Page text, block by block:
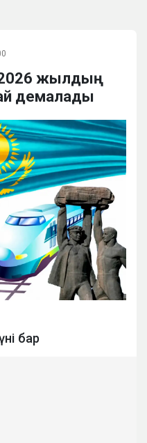
жылдың
демалады
бар